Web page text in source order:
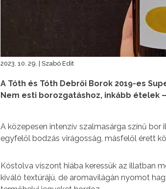
2023. 10. 29. | Szabó Edit
A Tóth és Tóth Debrői Borok 2019-es
Nem esti borozgatáshoz, inkább ételek
A közepesen intenzív szalmasárga színű
egyfelől bodzás virágosság, másfelől érett
Kóstolva viszont hiába keressük az illatban
kiváló textúrájú, de aromavilágán nyomot